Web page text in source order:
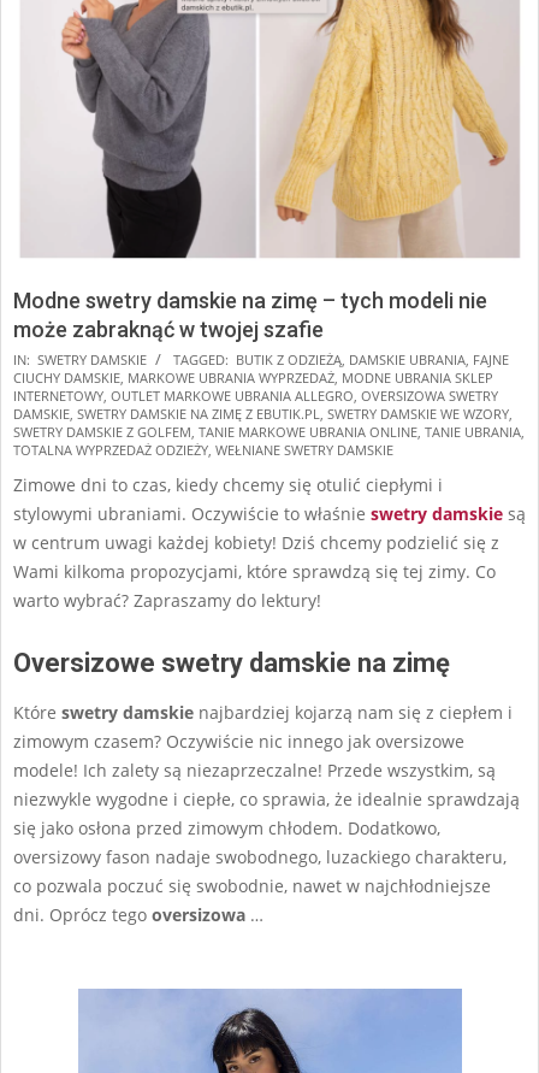
Modne swetry damskie na zimę – tych modeli nie
może zabraknąć w twojej szafie
2024-
11-
14
IN: SWETRY DAMSKIE TAGGED: BUTIK Z ODZIEŻĄ, DAMSKIE UBRANIA, FAJNE
CIUCHY DAMSKIE, MARKOWE UBRANIA WYPRZEDAŻ, MODNE UBRANIA SKLEP
INTERNETOWY, OUTLET MARKOWE UBRANIA ALLEGRO, OVERSIZOWA SWETRY
DAMSKIE, SWETRY DAMSKIE NA ZIMĘ Z EBUTIK.PL, SWETRY DAMSKIE WE WZORY,
SWETRY DAMSKIE Z GOLFEM, TANIE MARKOWE UBRANIA ONLINE, TANIE UBRANIA,
TOTALNA WYPRZEDAŻ ODZIEŻY, WEŁNIANE SWETRY DAMSKIE
Zimowe dni to czas, kiedy chcemy się otulić ciepłymi i
stylowymi ubraniami. Oczywiście to właśnie swetry damskie są
w centrum uwagi każdej kobiety! Dziś chcemy podzielić się z
Wami kilkoma propozycjami, które sprawdzą się tej zimy. Co
warto wybrać? Zapraszamy do lektury!
Oversizowe swetry damskie na zimę
Które swetry damskie najbardziej kojarzą nam się z ciepłem i
zimowym czasem? Oczywiście nic innego jak oversizowe
modele! Ich zalety są niezaprzeczalne! Przede wszystkim, są
niezwykle wygodne i ciepłe, co sprawia, że idealnie sprawdzają
się jako osłona przed zimowym chłodem. Dodatkowo,
oversizowy fason nadaje swobodnego, luzackiego charakteru,
co pozwala poczuć się swobodnie, nawet w najchłodniejsze
dni. Oprócz tego oversizowa …